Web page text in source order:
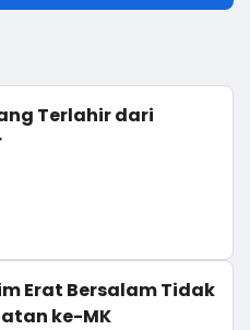
Terlahir dari
Erat Bersalam Tidak
ke-MK